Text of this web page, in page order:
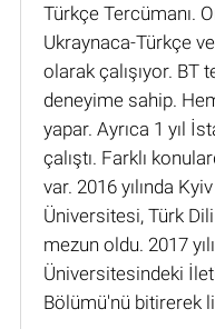
Türkçe Tercümanı.
Ukraynaca-Türkçe
olarak çalışıyor. BT
deneyime sahip.
yapar. Ayrıca 1 yıl
çalıştı. Farklı
var. 2016 yılında
Üniversitesi, Türk
mezun oldu. 2017
Üniversitesindeki
Bölümü'nü bitirerek